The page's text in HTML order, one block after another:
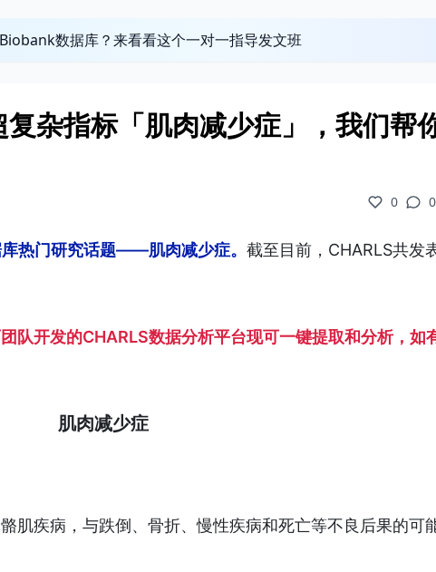
数据库？来看看这个一对一指导发文班
杂指标「肌肉减少症」，我们帮
0 0
热门研究话题——肌肉减少症。 截至目前，CHARLS共发
队开发的CHARLS数据分析平台现可一键提取和分析，如
肌肉减少症
肌疾病，与跌倒、骨折、慢性疾病和死亡等不良后果的可